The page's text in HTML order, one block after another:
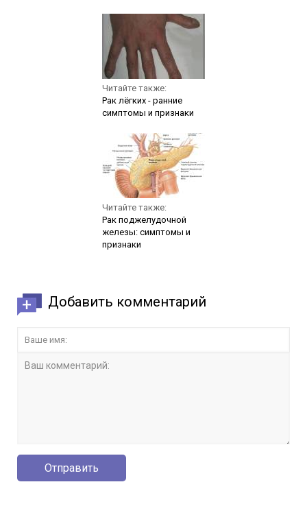
Читайте также:
Рак лёгких - ранние
симптомы и признаки
Читайте также:
Рак поджелудочной
железы: симптомы и
признаки
Добавить комментарий